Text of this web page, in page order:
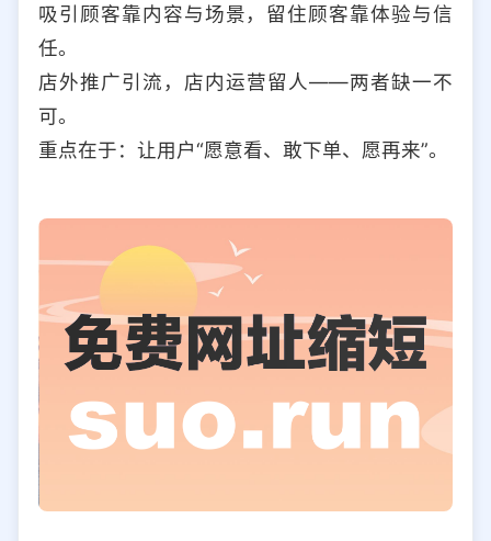
吸引顾客靠内容与场景，留住顾客靠体验与信
任。
店外推广引流，店内运营留人——两者缺一不
可。
重点在于：让用户“愿意看、敢下单、愿再来”。